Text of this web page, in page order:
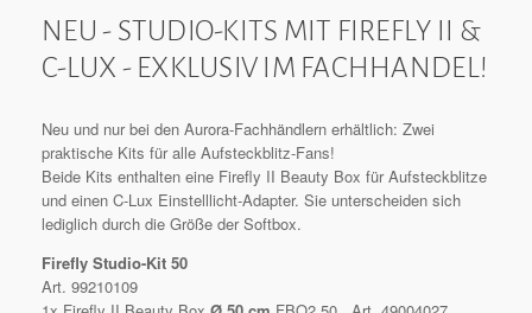
NEU - STUDIO-KITS MIT FIREFLY II &
C-LUX - EXKLUSIV IM FACHHANDEL!
Neu und nur bei den Aurora-Fachhändlern erhältlich: Zwei
praktische Kits für alle Aufsteckblitz-Fans!
Beide Kits enthalten eine Firefly II Beauty Box für Aufsteckblitze
und einen C-Lux Einstelllicht-Adapter. Sie unterscheiden sich
lediglich durch die Größe der Softbox.
Firefly Studio-Kit 50
Art. 99210109